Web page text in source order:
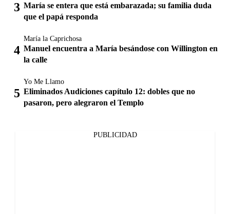
María se entera que está embarazada; su familia duda
que el papá responda
María la Caprichosa
Manuel encuentra a María besándose con Willington en
la calle
Yo Me Llamo
Eliminados Audiciones capítulo 12: dobles que no
pasaron, pero alegraron el Templo
PUBLICIDAD